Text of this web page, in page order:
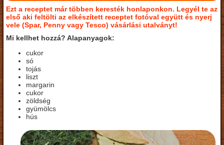
Ezt a receptet már többen keresték honlaponkon. Legyél te az
első aki feltölti az elkészített receptet fotóval együtt és nyerj
vele (Spar, Penny vagy Tesco) vásárlási utalványt!
Mi kellhet hozzá? Alapanyagok:
cukor
só
tojás
liszt
margarin
cukor
zöldség
gyümölcs
hús